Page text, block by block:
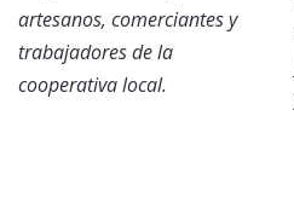
artesanos, comerciantes y
trabajadores de la
cooperativa local.